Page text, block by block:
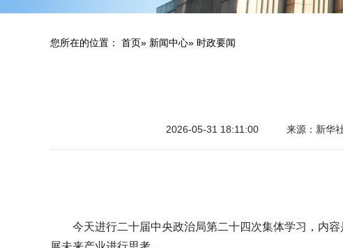
您所在的位置： 首页» 新闻中心» 时政要闻
2026-05-31 18:11:00 来源：新华
今天进行二十届中央政治局第二十四次集体学习，内